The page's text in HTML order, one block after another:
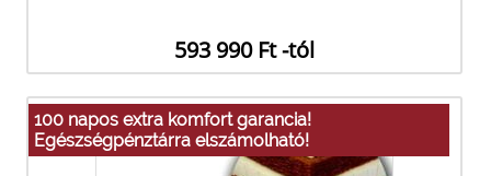
593 990 Ft -tól
100 napos extra komfort garancia!
Egészségpénztárra elszámolható!